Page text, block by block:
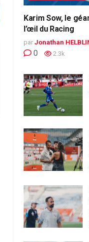
Karim Sow, le
l’œil du Racing
par Jonathan
0 2.3k